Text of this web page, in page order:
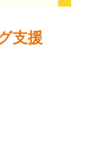
支援